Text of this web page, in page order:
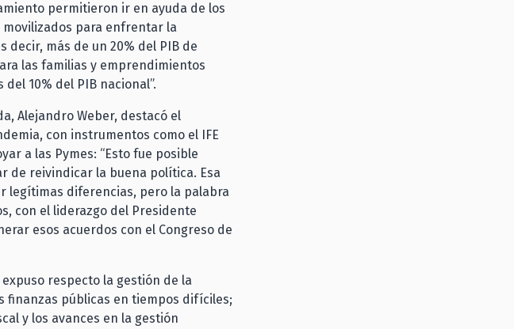
permitieron ir en ayuda de los
para enfrentar la
decir, más de un 20% del PIB de
las familias y emprendimientos
10% del PIB nacional”.
Alejandro Weber, destacó el
con instrumentos como el IFE
a las Pymes: “Esto fue posible
de reivindicar la buena política. Esa
legítimas diferencias, pero la palabra
con el liderazgo del Presidente
esos acuerdos con el Congreso de
respecto la gestión de la
finanzas públicas en tiempos difíciles;
y los avances en la gestión